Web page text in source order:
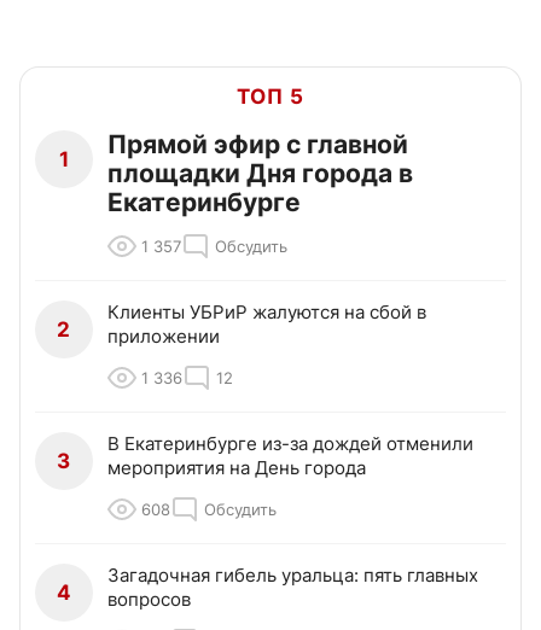
ТОП 5
1
Прямой эфир с главной
площадки Дня города в
Екатеринбурге
1 357 Обсудить
2
Клиенты УБРиР жалуются на сбой в
приложении
1 336 12
3
В Екатеринбурге из-за дождей отменили
мероприятия на День города
608 Обсудить
4
Загадочная гибель уральца: пять главных
вопросов